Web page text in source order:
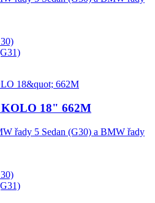
18" 662M
řady 5 Sedan (G30) a BMW řady